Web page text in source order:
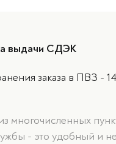
выдачи СДЭК
заказа в ПВЗ - 14
многочисленных
- это удобный и